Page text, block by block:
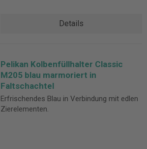
Details
Pelikan Kolbenfüllhalter Classic
M205 blau marmoriert in
Faltschachtel
Erfrischendes Blau in Verbindung mit edlen
Zierelementen.